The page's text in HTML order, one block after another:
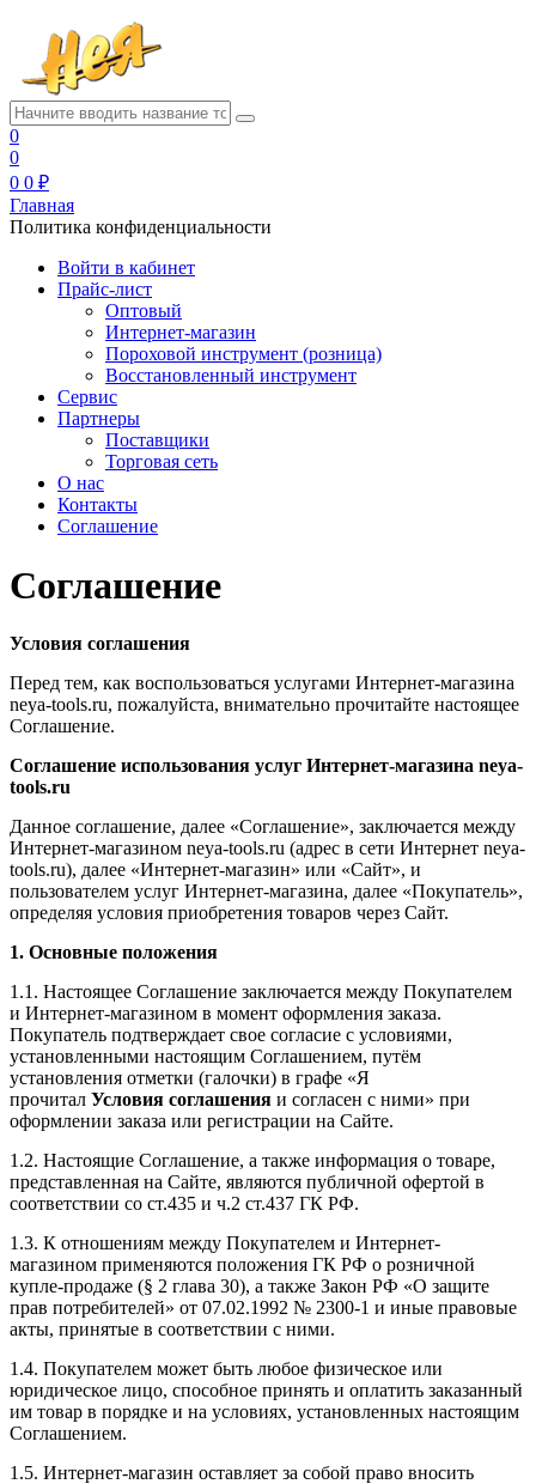
0
0
0 0 ₽
Главная
Политика конфиденциальности
Войти в кабинет
Прайс-лист
Оптовый
Интернет-магазин
Пороховой инструмент (розница)
Восстановленный инструмент
Сервис
Партнеры
Поставщики
Торговая сеть
О нас
Контакты
Соглашение
Соглашение
Условия соглашения
Перед тем, как воспользоваться услугами Интернет-магазина
neya-tools.ru, пожалуйста, внимательно прочитайте настоящее
Соглашение.
Соглашение использования услуг Интернет-магазина neya-
tools.ru
Данное соглашение, далее «Соглашение», заключается между
Интернет-магазином neya-tools.ru (адрес в сети Интернет neya-
tools.ru), далее «Интернет-магазин» или «Сайт», и
пользователем услуг Интернет-магазина, далее «Покупатель»,
определяя условия приобретения товаров через Сайт.
1. Основные положения
1.1. Настоящее Соглашение заключается между Покупателем
и Интернет-магазином в момент оформления заказа.
Покупатель подтверждает свое согласие с условиями,
установленными настоящим Соглашением, путём
установления отметки (галочки) в графе «Я
прочитал Условия соглашения и согласен с ними» при
оформлении заказа или регистрации на Сайте.
1.2. Настоящие Соглашение, а также информация о товаре,
представленная на Сайте, являются публичной офертой в
соответствии со ст.435 и ч.2 ст.437 ГК РФ.
1.3. К отношениям между Покупателем и Интернет-
магазином применяются положения ГК РФ о розничной
купле-продаже (§ 2 глава 30), а также Закон РФ «О защите
прав потребителей» от 07.02.1992 № 2300-1 и иные правовые
акты, принятые в соответствии с ними.
1.4. Покупателем может быть любое физическое или
юридическое лицо, способное принять и оплатить заказанный
им товар в порядке и на условиях, установленных настоящим
Соглашением.
1.5. Интернет-магазин оставляет за собой право вносить